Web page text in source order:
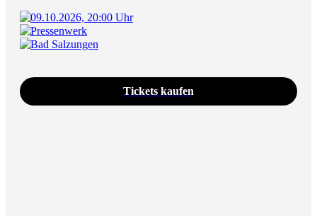
09.10.2026, 20:00 Uhr
Pressenwerk
Bad Salzungen
Tickets kaufen